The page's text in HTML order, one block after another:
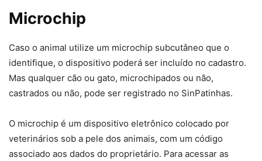
Microchip
Caso o animal utilize um microchip subcutâneo que o
identifique, o dispositivo poderá ser incluído no cadastro.
Mas qualquer cão ou gato, microchipados ou não,
castrados ou não, pode ser registrado no SinPatinhas.
O microchip é um dispositivo eletrônico colocado por
veterinários sob a pele dos animais, com um código
associado aos dados do proprietário. Para acessar as